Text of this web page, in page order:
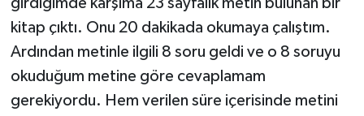
girdiğimde karşıma 23 sayfalık metin bulunan bir
kitap çıktı. Onu 20 dakikada okumaya çalıştım.
Ardından metinle ilgili 8 soru geldi ve o 8 soruyu
okuduğum metine göre cevaplamam
gerekiyordu. Hem verilen süre içerisinde metini